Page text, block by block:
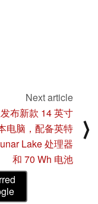
Next article
布新款 14 英寸
电脑，配备英特
Lake 处理器
和 70 Wh 电池
⟩